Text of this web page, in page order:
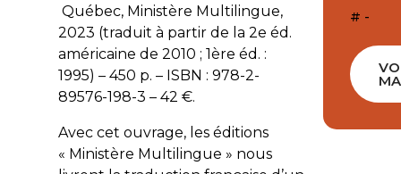
Québec, Ministère Multilingue,
2023 (traduit à partir de la 2e éd.
américaine de 2010 ; 1ère éd. :
1995) – 450 p. – ISBN : 978-2-
89576-198-3 – 42 €.
Avec cet ouvrage, les éditions
« Ministère Multilingue » nous
# -